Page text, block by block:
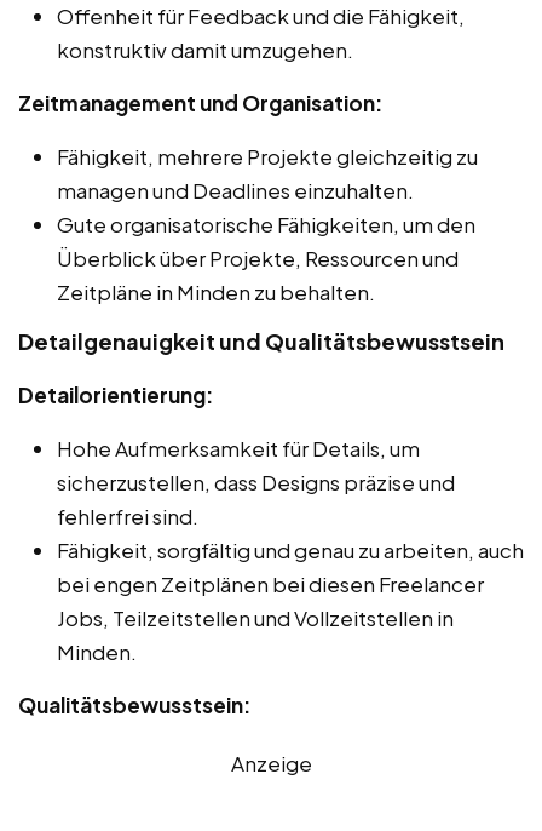
Offenheit für Feedback und die Fähigkeit,
konstruktiv damit umzugehen.
Zeitmanagement und Organisation:
Fähigkeit, mehrere Projekte gleichzeitig zu
managen und Deadlines einzuhalten.
Gute organisatorische Fähigkeiten, um den
Überblick über Projekte, Ressourcen und
Zeitpläne in Minden zu behalten.
Detailgenauigkeit und Qualitätsbewusstsein
Detailorientierung:
Hohe Aufmerksamkeit für Details, um
sicherzustellen, dass Designs präzise und
fehlerfrei sind.
Fähigkeit, sorgfältig und genau zu arbeiten, auch
bei engen Zeitplänen bei diesen Freelancer
Jobs, Teilzeitstellen und Vollzeitstellen in
Minden.
Qualitätsbewusstsein:
Anzeige